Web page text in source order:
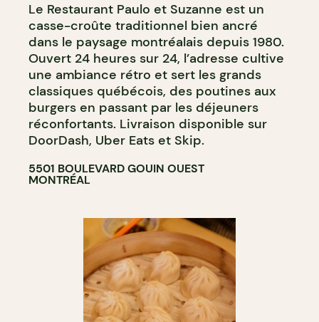
Le Restaurant Paulo et Suzanne est un
casse-croûte traditionnel bien ancré
dans le paysage montréalais depuis 1980.
Ouvert 24 heures sur 24, l’adresse cultive
une ambiance rétro et sert les grands
classiques québécois, des poutines aux
burgers en passant par les déjeuners
réconfortants. Livraison disponible sur
DoorDash, Uber Eats et Skip.
5501 BOULEVARD GOUIN OUEST
MONTRÉAL